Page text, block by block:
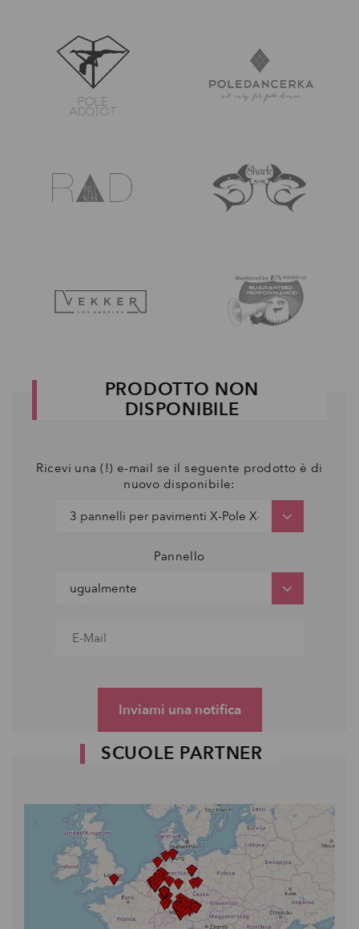
PRODOTTO NON
DISPONIBILE
Ricevi una (!) e-mail se il seguente prodotto è di
nuovo disponibile:
Pannello
Inviami una notifica
SCUOLE PARTNER